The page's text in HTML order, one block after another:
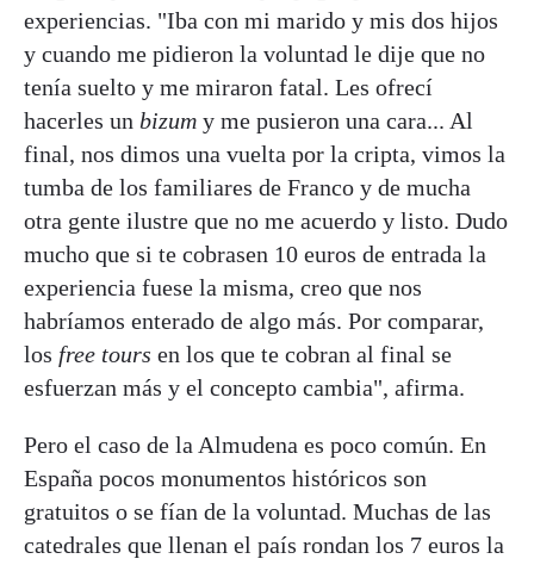
experiencias. "Iba con mi marido y mis dos hijos
y cuando me pidieron la voluntad le dije que no
tenía suelto y me miraron fatal. Les ofrecí
hacerles un bizum y me pusieron una cara... Al
final, nos dimos una vuelta por la cripta, vimos la
tumba de los familiares de Franco y de mucha
otra gente ilustre que no me acuerdo y listo. Dudo
mucho que si te cobrasen 10 euros de entrada la
experiencia fuese la misma, creo que nos
habríamos enterado de algo más. Por comparar,
los free tours en los que te cobran al final se
esfuerzan más y el concepto cambia", afirma.
Pero el caso de la Almudena es poco común. En
España pocos monumentos históricos son
gratuitos o se fían de la voluntad. Muchas de las
catedrales que llenan el país rondan los 7 euros la